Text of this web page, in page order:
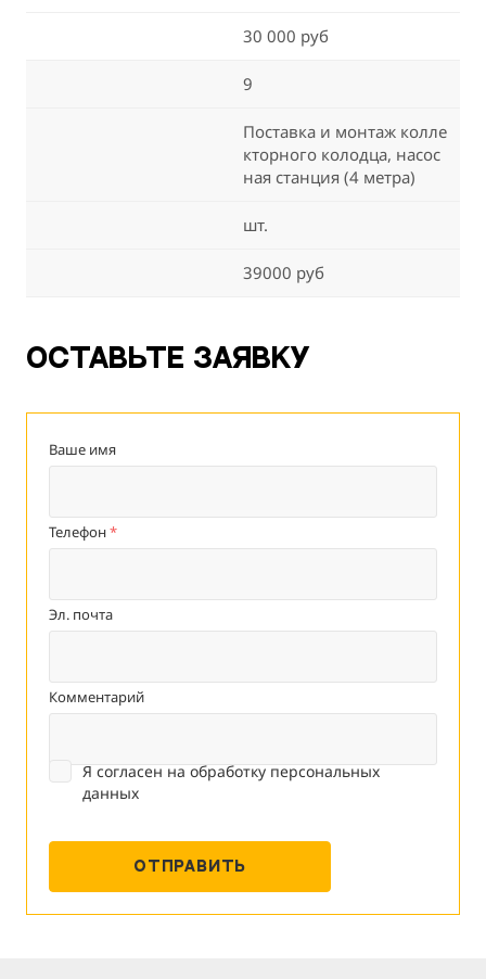
30 000 руб
9
Поставка и монтаж колле
кторного колодца, насос
ная станция (4 метра)
шт.
39000 руб
Оставьте заявку
Ваше имя
Телефон*
Эл. почта
Комментарий
Я согласен наобработку персональных
данных